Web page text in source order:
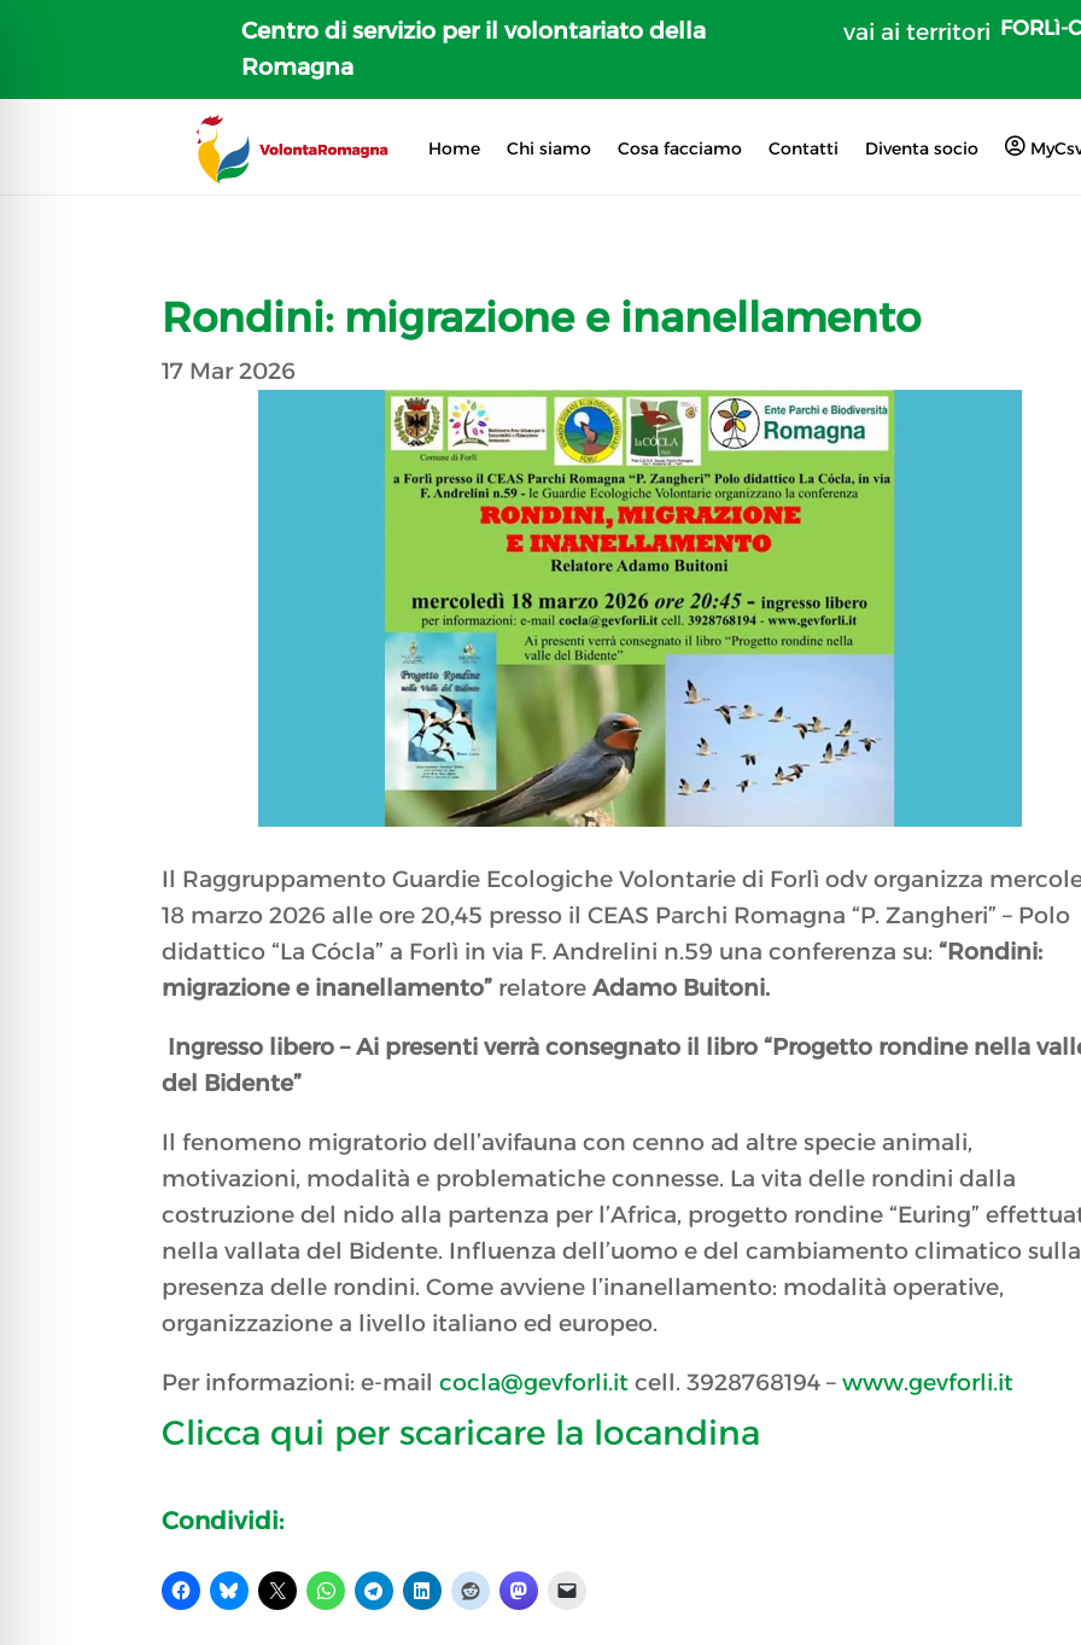
Centro di servizio per il volontariato della
Romagna
vai ai territori FORLì-
Home Chi siamo Cosa facciamo Contatti Diventa socio
Rondini: migrazione e inanellamento
17 Mar 2026
Il Raggruppamento Guardie Ecologiche Volontarie di Forlì odv organizza
18 marzo 2026 alle ore 20,45 presso il CEAS Parchi Romagna “P. Zangheri” – Polo
didattico “La Cócla” a Forlì in via F. Andrelini n.59 una conferenza su: “Rondini:
migrazione e inanellamento” relatoreAdamo Buitoni.
Ingresso libero –Ai presenti verrà consegnato il libro “Progetto rondine nella
del Bidente”
Il fenomeno migratorio dell’avifauna con cenno ad altre specie animali,
motivazioni, modalità e problematiche connesse. La vita delle rondini dalla
costruzione del nido alla partenza per l’Africa, progetto rondine “Euring”
nella vallata del Bidente. Influenza dell’uomo e del cambiamento climatico sulla
presenza delle rondini. Come avviene l’inanellamento: modalità operative,
organizzazione a livello italiano ed europeo.
Per informazioni: e-mailcocla@gevforli.it cell. 3928768194 –www.gevforli.it
Clicca qui per scaricare la locandina
Condividi: